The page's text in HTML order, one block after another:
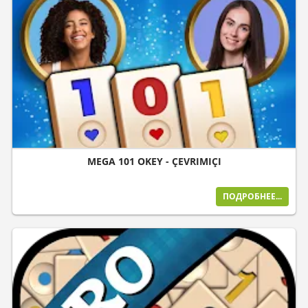
MEGA 101 OKEY - ÇEVRIMIÇI
ПОДРОБНЕЕ...